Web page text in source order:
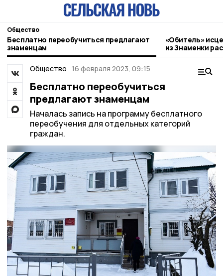
Общество
Бесплатно переобучиться предлагают
знаменцам
«Обитель»
из Знаменки
Общество 16 февраля 2023, 09:15
Бесплатно переобучиться
предлагают знаменцам
Началась запись на программу бесплатного
переобучения для отдельных категорий
граждан.